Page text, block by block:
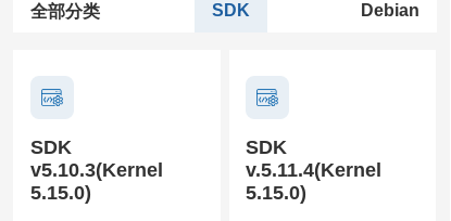
全部分类 SDK Debian
SDK
v5.10.3(Kernel
5.15.0)
SDK
v.5.11.4(Kernel
5.15.0)